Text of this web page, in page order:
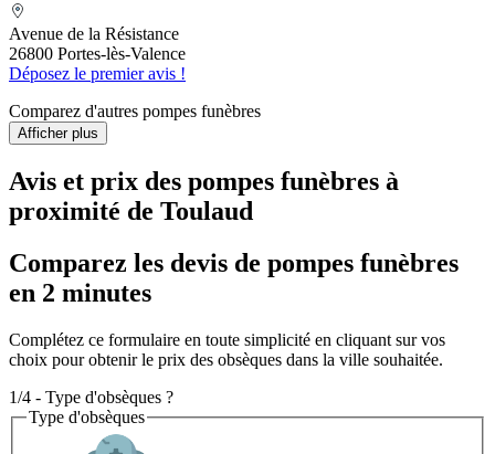
Avenue de la Résistance
26800 Portes-lès-Valence
Déposez le premier avis !
Comparez d'autres pompes funèbres
Afficher plus
Avis et prix des pompes funèbres à
proximité de Toulaud
Comparez les devis de pompes funèbres
en 2 minutes
Complétez ce formulaire en toute simplicité en cliquant sur vos
choix pour obtenir le prix des obsèques dans la ville souhaitée.
1/4 - Type d'obsèques ?
Type d'obsèques